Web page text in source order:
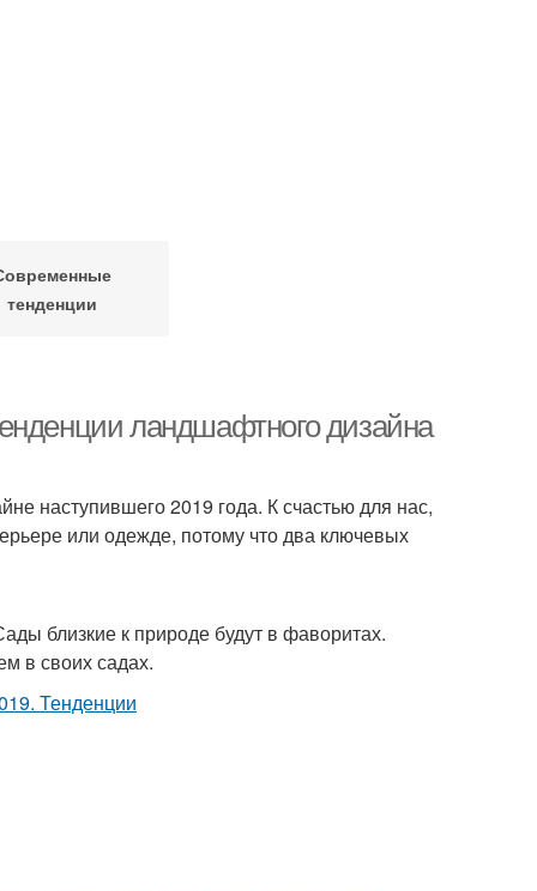
тенденции
ландшафтного дизайна
наступившего 2019 года. К счастью для нас,
или одежде, потому что два ключевых
близкие к природе будут в фаворитах.
в своих садах.